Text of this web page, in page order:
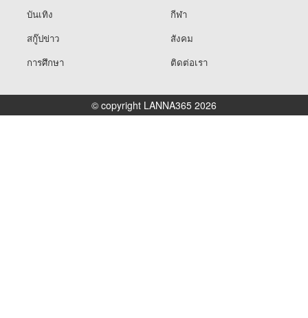
บันเทิง
กีฬา
สกู๊ปข่าว
สังคม
การศึกษา
ติดต่อเรา
© copyright LANNA365 2026